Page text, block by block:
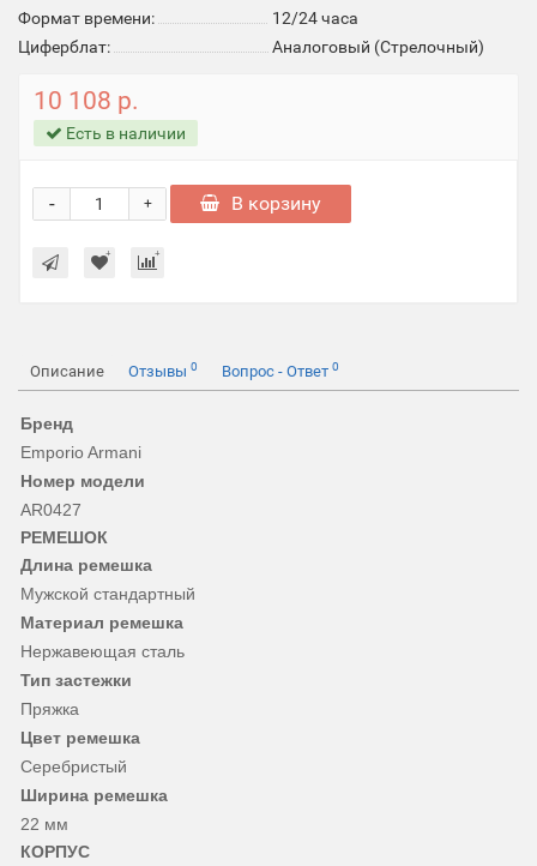
Формат времени:
12/24 часа
Циферблат:
Аналоговый (Стрелочный)
10 108 р.
Есть в наличии
+
- В корзину
Описание Отзывы 0 Вопрос - Ответ 0
Бренд
Emporio Armani
Номер модели
AR0427
РЕМЕШОК
Длина ремешка
Мужской стандартный
Материал ремешка
Нержавеющая сталь
Тип застежки
Пряжка
Цвет ремешка
Серебристый
Ширина ремешка
22 мм
КОРПУС